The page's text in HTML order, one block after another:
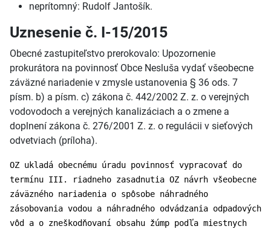
neprítomný: Rudolf Jantošík.
Uznesenie č. I-15/2015
Obecné zastupiteľstvo prerokovalo: Upozornenie
prokurátora na povinnosť Obce Nesluša vydať všeobecne
záväzné nariadenie v zmysle ustanovenia § 36 ods. 7
písm. b) a písm. c) zákona č. 442/2002 Z. z. o verejných
vodovodoch a verejných kanalizáciach a o zmene a
doplnení zákona č. 276/2001 Z. z. o regulácii v sieťových
odvetviach (príloha).
OZ ukladá obecnému úradu povinnosť vypracovať do
termínu III. riadneho zasadnutia OZ návrh všeobecne
záväzného nariadenia o spôsobe náhradného
zásobovania vodou a náhradného odvádzania odpadových
vôd a o zneškodňovaní obsahu žúmp podľa miestnych